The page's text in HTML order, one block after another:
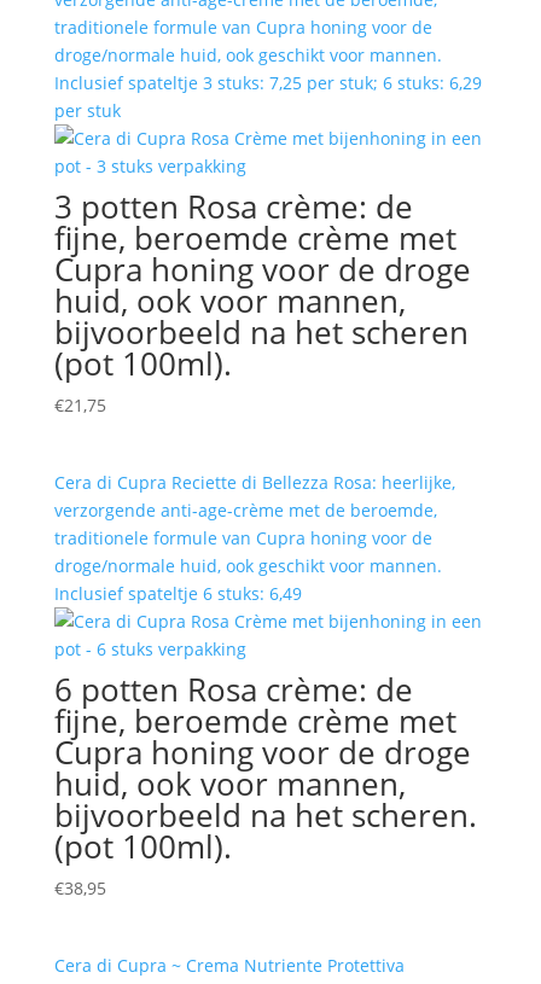
traditionele formule van Cupra honing voor de
droge/normale huid, ook geschikt voor mannen.
Inclusief spateltje 3 stuks: 7,25 per stuk; 6 stuks: 6,29
per stuk
3 potten Rosa crème: de
fijne, beroemde crème met
Cupra honing voor de droge
huid, ook voor mannen,
bijvoorbeeld na het scheren
(pot 100ml).
€21,75
Cera di Cupra Reciette di Bellezza Rosa: heerlijke,
verzorgende anti-age-crème met de beroemde,
traditionele formule van Cupra honing voor de
droge/normale huid, ook geschikt voor mannen.
Inclusief spateltje 6 stuks: 6,49
6 potten Rosa crème: de
fijne, beroemde crème met
Cupra honing voor de droge
huid, ook voor mannen,
bijvoorbeeld na het scheren.
(pot 100ml).
€38,95
Cera di Cupra ~ Crema Nutriente Protettiva